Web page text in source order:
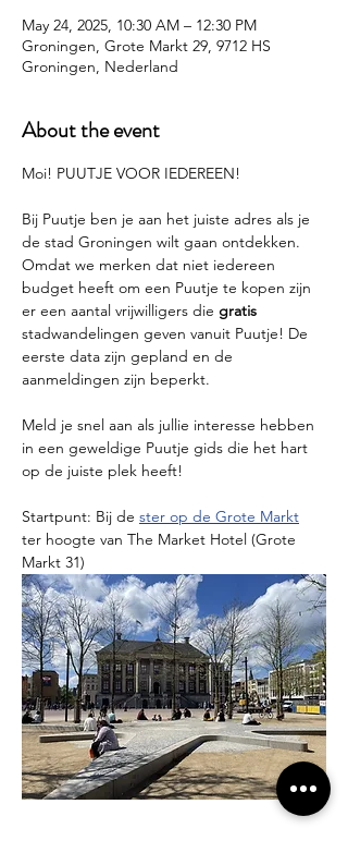
May 24, 2025, 10:30 AM – 12:30 PM
Groningen, Grote Markt 29, 9712 HS
Groningen, Nederland
About the event
Moi! PUUTJE VOOR IEDEREEN!
Bij Puutje ben je aan het juiste adres als je
de stad Groningen wilt gaan ontdekken.
Omdat we merken dat niet iedereen
budget heeft om een Puutje te kopen zijn
er een aantal vrijwilligers die gratis
stadwandelingen geven vanuit Puutje! De
eerste data zijn gepland en de
aanmeldingen zijn beperkt.
Meld je snel aan als jullie interesse hebben
in een geweldige Puutje gids die het hart
op de juiste plek heeft!
Startpunt: Bij de ster op de Grote Markt
ter hoogte van The Market Hotel (Grote
Markt 31)